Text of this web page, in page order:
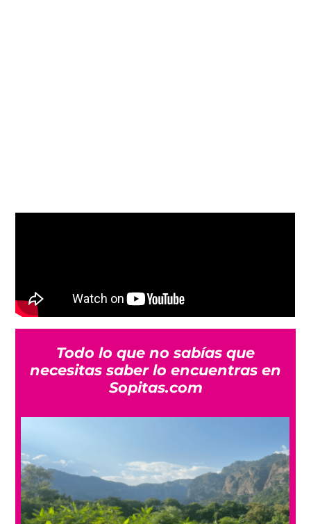
Todo lo que no sabías que
necesitas saber lo encuentras en
Sopitas.com